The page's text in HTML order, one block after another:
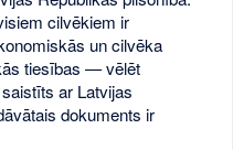
cilvēkiem ir
un cilvēka
tiesības — vēlēt
ar Latvijas
dokuments ir